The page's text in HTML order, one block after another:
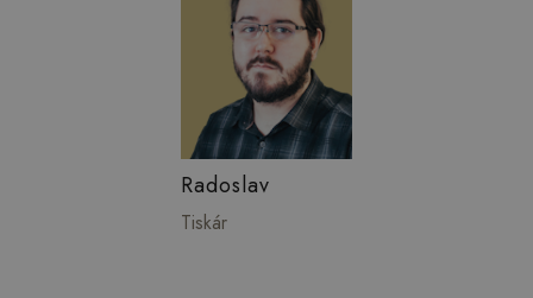
Radoslav
Tiskár